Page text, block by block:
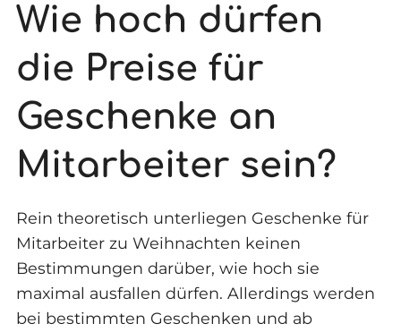
Wie hoch dürfen
die Preise für
Geschenke an
Mitarbeiter sein?
Rein theoretisch unterliegen Geschenke für
Mitarbeiter zu Weihnachten keinen
Bestimmungen darüber, wie hoch sie
maximal ausfallen dürfen. Allerdings werden
bei bestimmten Geschenken und ab